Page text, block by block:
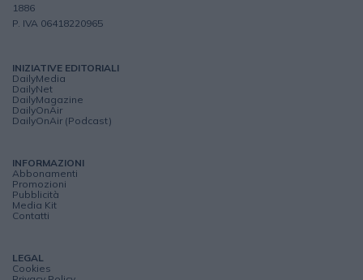
1886
P. IVA 06418220965
INIZIATIVE EDITORIALI
DailyMedia
DailyNet
DailyMagazine
DailyOnAir
DailyOnAir (Podcast)
INFORMAZIONI
Abbonamenti
Promozioni
Pubblicità
Media Kit
Contatti
LEGAL
Cookies